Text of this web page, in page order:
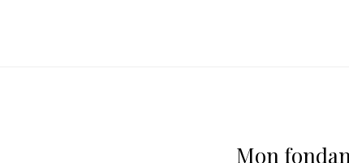
Mon